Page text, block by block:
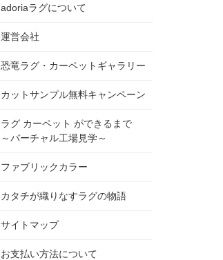
adoriaラグについて
運営会社
恐竜ラグ・カーペットギャラリー
カットサンプル無料キャンペーン
ラグ カーペット ができるまで
～バーチャル工場見学～
ファブリックカラー
カタチが織りなすラグの物語
サイトマップ
お支払い方法について